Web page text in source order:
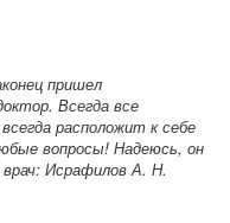
пришел
Всегда все
расположит к себе
вопросы! Надеюсь, он
Исрафилов А. Н.